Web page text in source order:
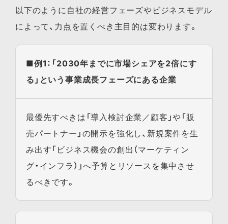
以下のように自社の経営フェーズやビジネスモデル
によって、力点を置くべき主目的は変わります。
■例1：「2030年までに市場シェアを2倍にす
る」という事業成長フェーズにある企業
最優先すべきは「導入検討企業／顧客」や「販
売パートナー」の開示を強化し、新規案件を生
み出す「ビジネス機会の創出（マーケティン
グ・インフラ）」へ予算とリソースを集中させ
るべきです。